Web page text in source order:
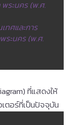
พระนคร (พ.ศ.
ทศและการ
ระนคร (พ.ศ.
ที่แสดงให้
ตอร์ที่เป็นปัจจุบัน